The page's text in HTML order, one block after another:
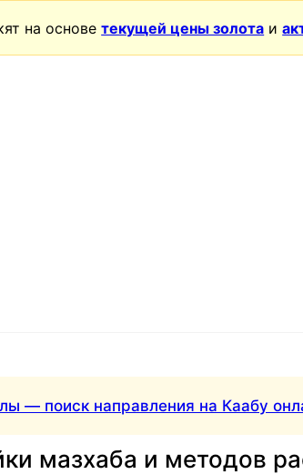
на основетекущей цены золота и
— поиск направления на Каабу
мазхаба и методов